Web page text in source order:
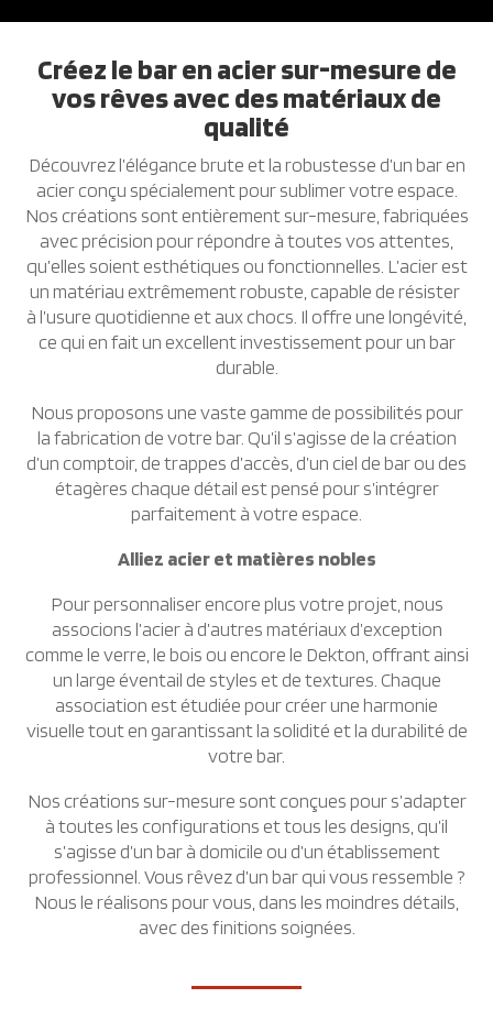
Créez le bar en acier sur-mesure de
vos rêves avec des matériaux de
qualité
Découvrez l’élégance brute et la robustesse d’un bar en
acier conçu spécialement pour sublimer votre espace.
Nos créations sont entièrement sur-mesure, fabriquées
avec précision pour répondre à toutes vos attentes,
qu’elles soient esthétiques ou fonctionnelles. L’acier est
un matériau extrêmement robuste, capable de résister
à l’usure quotidienne et aux chocs. Il offre une longévité,
ce qui en fait un excellent investissement pour un bar
durable.
Nous proposons une vaste gamme de possibilités pour
la fabrication de votre bar. Qu’il s’agisse de la création
d’un comptoir, de trappes d’accès, d’un ciel de bar ou des
étagères chaque détail est pensé pour s’intégrer
parfaitement à votre espace.
Alliez acier et matières nobles
Pour personnaliser encore plus votre projet, nous
associons l’acier à d’autres matériaux d’exception
comme le verre, le bois ou encore le Dekton, offrant ainsi
un large éventail de styles et de textures. Chaque
association est étudiée pour créer une harmonie
visuelle tout en garantissant la solidité et la durabilité de
votre bar.
Nos créations sur-mesure sont conçues pour s’adapter
à toutes les configurations et tous les designs, qu’il
s’agisse d’un bar à domicile ou d’un établissement
professionnel. Vous rêvez d’un bar qui vous ressemble ?
Nous le réalisons pour vous, dans les moindres détails,
avec des finitions soignées.